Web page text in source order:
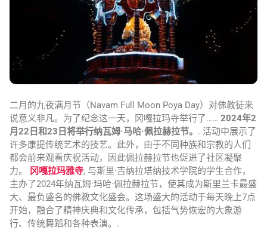
二月的九夜满月节（Navam Full Moon Poya Day）对佛教徒来
说意义非凡。为了纪念这一天，冈嘎拉玛寺举行了…… 2024年2
月22日和23日将举行纳瓦姆·马哈·佩拉赫拉节。 . 活动中展示了
许多康提传统艺术的技艺。此外，由于不同种族和宗教的人们
都会前来观看庆祝活动，因此佩拉赫拉节也促进了社区凝聚
力。
冈嘎拉玛雅寺, 与斯里·吉纳拉塔纳技术学院的学生合作，
主办了2024年纳瓦姆·玛哈·佩拉赫拉节，使其成为斯里兰卡最盛
大、最负盛名的佛教文化盛会。这场盛大的活动于每天晚上7点
开始，融合了精神庆典和文化传承，包括气势恢宏的大象游
行、传统舞蹈和各种表演。.